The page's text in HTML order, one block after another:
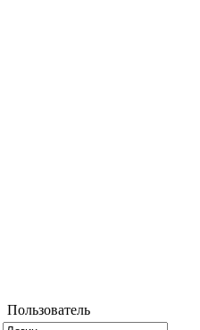
Пользователь